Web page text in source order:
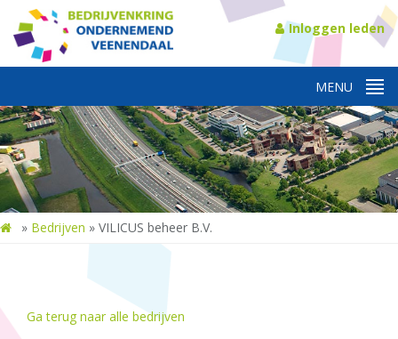
Inloggen leden
» Bedrijven » VILICUS beheer B.V.
Ga terug naar alle bedrijven